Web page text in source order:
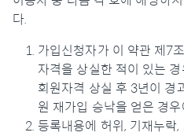
다.
가입신청자가 이 약관 제7
자격을 상실한 적이 있는
회원자격 상실 후 3년이 경
원 재가입 승낙을 얻은 경
등록내용에 허위, 기재누락